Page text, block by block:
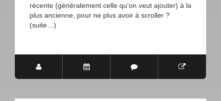
récente (généralement celle qu'on veut ajouter) à la
plus ancienne, pour ne plus avoir à scroller ?
(suite…)